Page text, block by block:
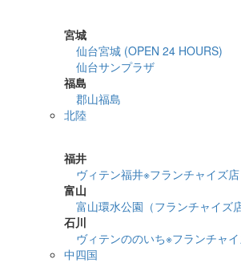
宮城
仙台宮城 (OPEN 24 HOURS)
仙台サンプラザ
福島
郡山福島
北陸
福井
ヴィテン福井※フランチャイズ店
富山
富山環水公園（フランチャイズ店
石川
ヴィテンののいち※フランチャ
中四国